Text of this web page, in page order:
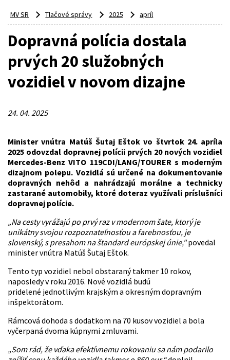
MV SR Tlačové správy 2025 apríl
Dopravná polícia dostala
prvých 20 služobných
vozidiel v novom dizajne
24. 04. 2025
Minister vnútra Matúš Šutaj Eštok vo štvrtok 24. apríla
2025 odovzdal dopravnej polícii prvých 20 nových vozidiel
Mercedes-Benz VITO 119CDI/LANG/TOURER s moderným
dizajnom polepu. Vozidlá sú určené na dokumentovanie
dopravných nehôd a nahrádzajú morálne a technicky
zastarané automobily, ktoré doteraz využívali príslušníci
dopravnej polície.
„Na cesty vyrážajú po prvý raz v modernom šate, ktorý je
unikátny svojou rozpoznateľnosťou a farebnosťou, je
slovenský, s presahom na štandard európskej únie,"povedal
minister vnútra Matúš Šutaj Eštok.
Tento typ vozidiel nebol obstaraný takmer 10 rokov,
naposledy v roku 2016. Nové vozidlá budú
pridelené jednotlivým krajským a okresným dopravným
inšpektorátom.
Rámcová dohoda s dodatkom na 70 kusov vozidiel a bola
vyčerpaná dvoma kúpnymi zmluvami.
„Som rád, že vďaka efektívnemu rokovaniu sa nám podarilo